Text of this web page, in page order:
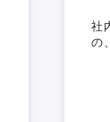
社
の